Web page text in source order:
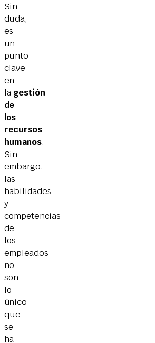
Sin
duda,
es
un
punto
clave
en
la gestión
de
los
recursos
humanos.
Sin
embargo,
las
habilidades
y
competencias
de
los
empleados
no
son
lo
único
que
se
ha